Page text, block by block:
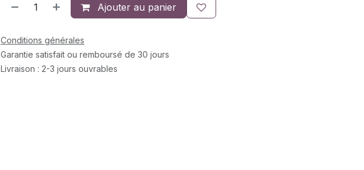
Ajouter au panier
Conditions générales
Garantie satisfait ou remboursé de 30 jours
Livraison : 2-3 jours ouvrables